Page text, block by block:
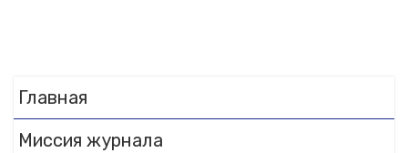
Главная
Миссия журнала